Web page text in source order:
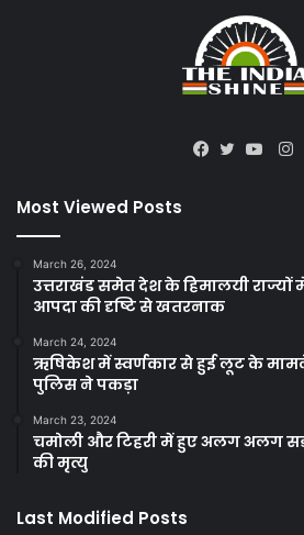
Most Viewed Posts
March 26, 2024
उत्तराखंड समेत देश के हिमालयी राज्यों
आपदा की दृष्टि से खतरनाक
March 24, 2024
ऋषिकेश में स्वर्णकार से हुई लूट के
पुलिस ने पकड़ा
March 23, 2024
चमोली और टिहरी में हुए अलग अलग
की मृत्यु
Last Modified Posts